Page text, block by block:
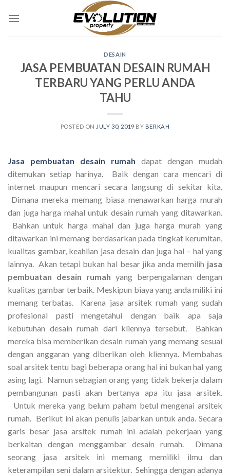
DESAIN
JASA PEMBUATAN DESAIN RUMAH
TERBARU YANG PERLU ANDA
TAHU
POSTED ON JULY 30, 2019 BY BERKAH
Jasa pembuatan desain rumah dapat dengan mudah
ditemukan setiap harinya. Baik dengan cara mencari di
internet maupun mencari secara langsung di sekitar kita.
Dimana mereka memang biasa menawarkan harga murah
dan juga harga mahal untuk desain rumah yang ditawarkan.
Bahkan untuk harga mahal dan juga harga murah yang
ditawarkan ini memang berdasarkan pada tingkat kerumitan,
kualitas gambar, keahlian jasa desain dan juga hal – hal yang
lainnya. Akan tetapi bukan hal besar jika anda memilih jasa
pembuatan desain rumah yang berpengalaman dengan
kualitas gambar terbaik. Meskipun biaya yang anda miliki ini
memang terbatas. Karena jasa arsitek rumah yang sudah
profesional pasti mengetahui dengan baik apa saja
kebutuhan desain rumah dari kliennya tersebut. Bahkan
mereka bisa memberikan desain rumah yang memang sesuai
dengan anggaran yang diberikan oleh kliennya. Membahas
soal arsitek tentu bagi beberapa orang hal ini bukan hal yang
asing lagi. Namun sebagian orang yang tidak bekerja dalam
pembangunan pasti akan bertanya apa itu jasa arsitek.
Untuk mereka yang belum paham betul mengenai arsitek
rumah. Berikut ini akan penulis jabarkan untuk anda. Secara
garis besar jasa arsitek rumah ini adalah pekerjaan yang
berkaitan dengan menggambar desain rumah. Dimana
seorang jasa arsitek ini memang memiliki ilmu dan
keterampilan seni dalam arsitektur. Sehingga dengan adanya